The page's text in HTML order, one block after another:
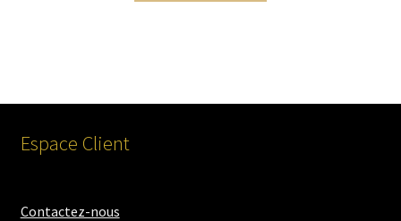
Espace Client
Contactez-nous